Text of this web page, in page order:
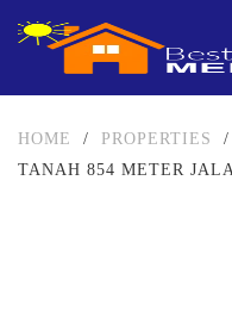
HOME / PROPERTIES
/
TANAH 854 METER